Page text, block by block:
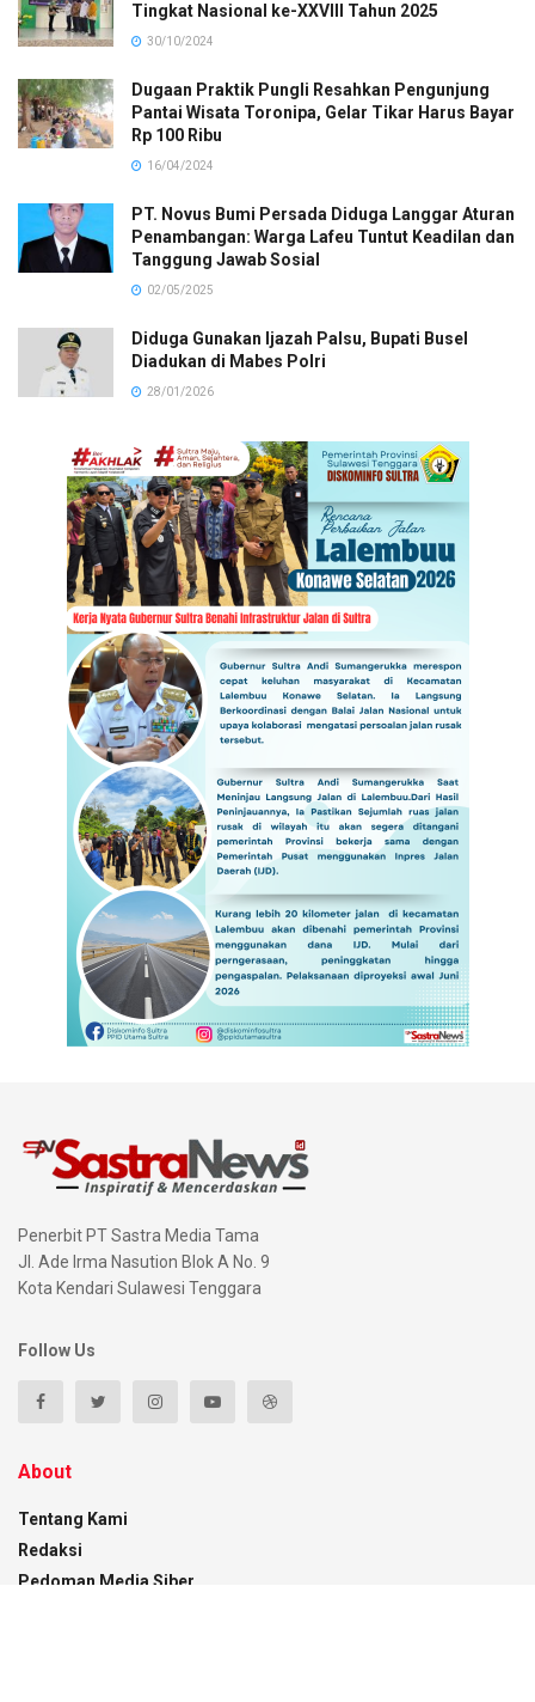
Tingkat Nasional ke-XXVIII Tahun 2025
30/10/2024
Dugaan Praktik Pungli Resahkan Pengunjung
Pantai Wisata Toronipa, Gelar Tikar Harus Bayar
Rp 100 Ribu
16/04/2024
PT. Novus Bumi Persada Diduga Langgar Aturan
Penambangan: Warga Lafeu Tuntut Keadilan dan
Tanggung Jawab Sosial
02/05/2025
Diduga Gunakan Ijazah Palsu, Bupati Busel
Diadukan di Mabes Polri
28/01/2026
Penerbit PT Sastra Media Tama
Jl. Ade Irma Nasution Blok A No. 9
Kota Kendari Sulawesi Tenggara
Follow Us
About
Tentang Kami
Redaksi
Pedoman Media Siber